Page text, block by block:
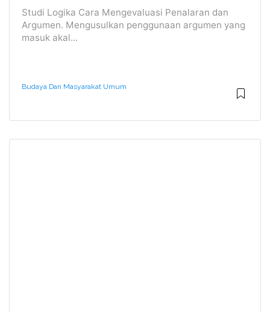
Studi Logika Cara Mengevaluasi Penalaran dan
Argumen. Mengusulkan penggunaan argumen yang
masuk akal...
Budaya Dan Masyarakat Umum